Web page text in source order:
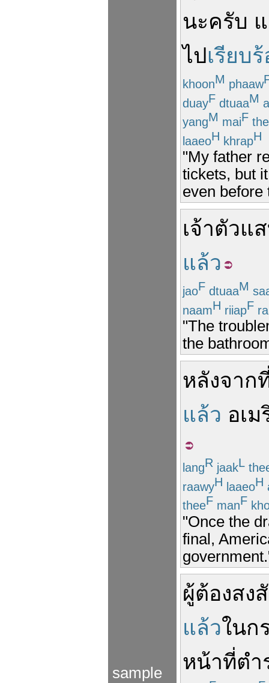
sample
นะครับ
ไป เรียบ
khoonM phaaw
duayF dtuaaM
yangM maiF
laaeoH khrapH
"My father
tickets, but
even before
เจ้าตัวแ
แล้ว
jaoF dtuaaM
naamH riiapF
"The
the
หลังจาก
แล้ว อเม
langR jaakL
raawyH laaeoH
theeF manF
"Once the
final,
ผู้ต้องสง
แล้วในก
หน้าที่ตำ